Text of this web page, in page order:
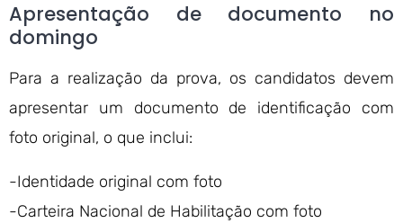
Apresentação de documento no
domingo
Para a realização da prova, os candidatos devem
apresentar um documento de identificação com
foto original, o que inclui:
-Identidade original com foto
-Carteira Nacional de Habilitação com foto